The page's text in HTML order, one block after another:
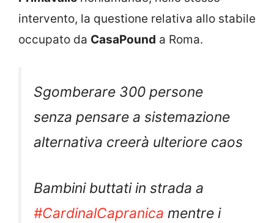
intervento, la questione relativa allo stabile
occupato da CasaPound a Roma.
Sgomberare 300 persone
senza pensare a sistemazione
alternativa creerà ulteriore caos
Bambini buttati in strada a
#CardinalCapranica mentre i